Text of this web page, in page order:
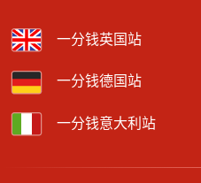
一分钱英国站
一分钱德国站
一分钱意大利站